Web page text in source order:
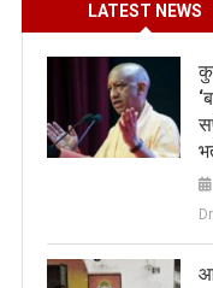
LATEST NEWS